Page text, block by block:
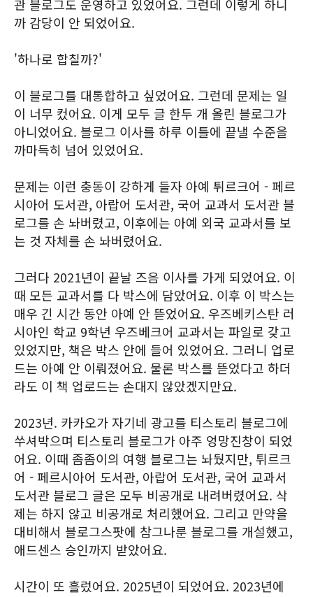
관 블로그도 운영하고 있었어요. 그런데 이렇게 하니
까 감당이 안 되었어요.
'하나로 합칠까?'
이 블로그를 대통합하고 싶었어요. 그런데 문제는 일
이 너무 컸어요. 이게 모두 글 한두 개 올린 블로그가
아니었어요. 블로그 이사를 하루 이틀에 끝낼 수준을
까마득히 넘어 있었어요.
문제는 이런 충동이 강하게 들자 아예 튀르크어 - 페르
시아어 도서관, 아랍어 도서관, 국어 교과서 도서관 블
로그를 손 놔버렸고, 이후에는 아예 외국 교과서를 보
는 것 자체를 손 놔버렸어요.
그러다 2021년이 끝날 즈음 이사를 가게 되었어요. 이
때 모든 교과서를 다 박스에 담았어요. 이후 이 박스는
매우 긴 시간 동안 아예 안 뜯었어요. 우즈베키스탄 러
시아인 학교 9학년 우즈베크어 교과서는 파일로 갖고
있었지만, 책은 박스 안에 들어 있었어요. 그러니 업로
드는 아예 안 이뤄졌어요. 물론 박스를 뜯었다고 하더
라도 이 책 업로드는 손대지 않았겠지만요.
2023년. 카카오가 자기네 광고를 티스토리 블로그에
쑤셔박으며 티스토리 블로그가 아주 엉망진창이 되었
어요. 이때 좀좀이의 여행 블로그는 놔뒀지만, 튀르크
어 - 페르시아어 도서관, 아랍어 도서관, 국어 교과서
도서관 블로그 글은 모두 비공개로 내려버렸어요. 삭
제는 하지 않고 비공개로 처리했어요. 그리고 만약을
대비해서 블로그스팟에 참그나룬 블로그를 개설했고,
애드센스 승인까지 받았어요.
시간이 또 흘렀어요. 2025년이 되었어요. 2023년에